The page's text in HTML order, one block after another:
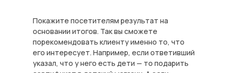
Покажите посетителям результат на
основании итогов. Так вы сможете
порекомендовать клиенту именно то, что
его интересует. Например, если ответивший
указал, что у него есть дети — то подарить